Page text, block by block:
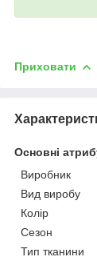
Приховати
Основні
Виробник
Вид виробу
Колір
Сезон
Тип тканини